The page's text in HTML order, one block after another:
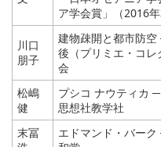
ア学会賞」（2016年
川口
朋子
建物疎開と都市防
後（プリミエ・コ
会
松嶋
健
プシコ ナウティカ
思想社教学社
末冨
エドマンド・バー